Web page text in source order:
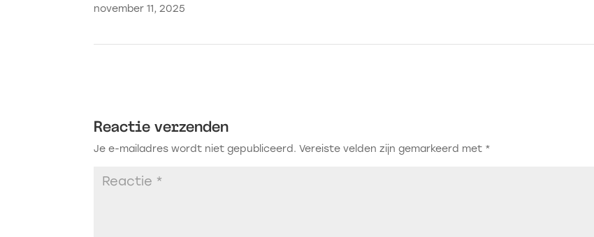
november 11, 2025
Reactie verzenden
Je e-mailadres wordt niet gepubliceerd. Vereiste velden zijn gemarkeerd met *